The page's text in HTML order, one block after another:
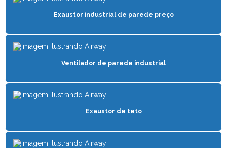
VENTILADOR HVLS
VENTILADOR PARA INCUBADORA
VENTILADOR INDUSTRIAL
VENTILADOR INDUSTRIAL PARA GALPÃO
Exaustor industrial de parede preço
Ventilador de parede industrial
Exaustor de teto